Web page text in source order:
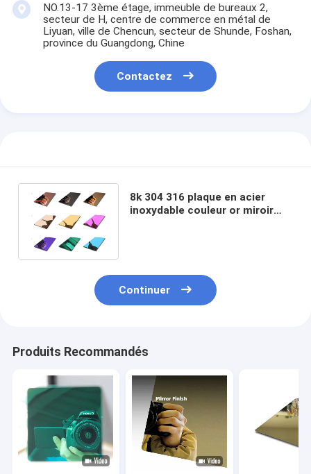
NO.13-17 3ème étage, immeuble de bureaux 2,
secteur de H, centre de commerce en métal de
Liyuan, ville de Chencun, secteur de Shunde, Foshan,
province du Guangdong, Chine
Contactez
8k 304 316 plaque en acier
inoxydable couleur or miroir
Continuer
Produits Recommandés